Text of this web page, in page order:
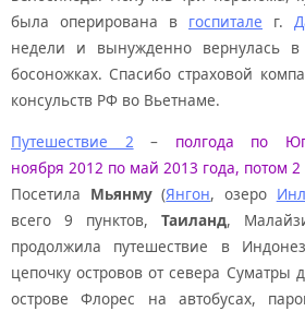
была оперирована в госпитале г.
недели и вынужденно вернулась
босоножках. Спасибо страховой
консульств РФ во Вьетнаме.
Путешествие 2
– полгода по
ноября 2012 по май 2013 года, потом
Посетила Мьянму(Янгон, озеро
всего 9 пунктов, Таиланд,
продолжила путешествие в
цепочку островов от севера Суматры
острове Флорес на автобусах,